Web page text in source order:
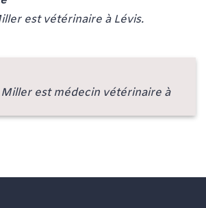
est vétérinaire à Lévis.
est médecin vétérinaire à